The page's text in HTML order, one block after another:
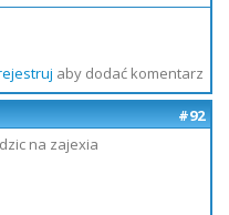
aby dodać komentarz
#92
na zajexia